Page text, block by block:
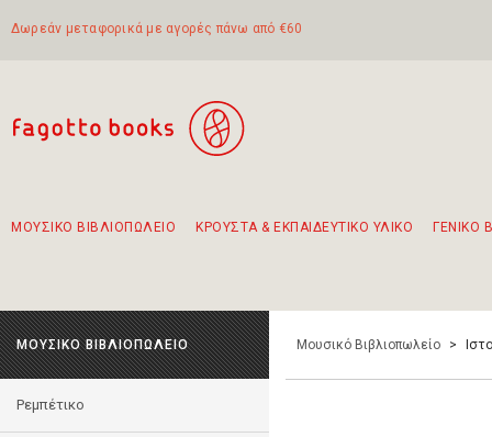
Δωρεάν μεταφορικά με αγορές πάνω από €60
ΜΟΥΣΙΚΟ ΒΙΒΛΙΟΠΩΛΕΙΟ ΚΡΟΥΣΤΑ & ΕΚΠΑΙΔΕΥΤΙΚΟ ΥΛΙΚΟ ΓΕΝΙΚΟ
ΜΟΥΣΙΚΟ ΒΙΒΛΙΟΠΩΛΕΙΟ
Ρεμπέτικο
Μουσικό Βιβλιοπωλείο >